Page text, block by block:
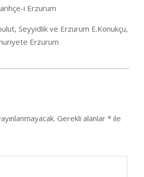
i Erzurum
Seyyidlik ve Erzurum E.Konukçu,
Erzurum
Gerekli alanlar * ile